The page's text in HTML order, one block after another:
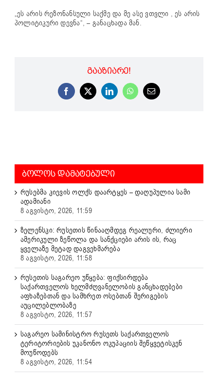
„ეს არის რეზონანსული საქმე და მე ასე ვთვლი , ეს არის
პოლიტიკური დევნა“, – განაცხადა მან.
ᲒᲐᲐᲖᲘᲐᲠᲔ!
Facebook
X LinkedInWhatsApp
Email
ᲑᲝᲚᲝᲡ ᲓᲐᲛᲐᲢᲔᲑᲣᲚᲘ
რუსებმა კიევის ოლქს დაარტყეს – დაღუპულია სამი
ადამიანი
8 აგვისტო, 2026, 11:59
ზელენსკი: რუსეთის წინააღმდეგ რეალური, ძლიერი
ამერიკული ზეწოლა და სანქციები არის ის, რაც
ყველაზე მეტად დაგვეხმარება
8 აგვისტო, 2026, 11:58
რუსეთის საგარეო უწყება: ფიქსირდება
საქართველოს ხელმძღვანელობის განცხადებები
აფხაზებთან და სამხრეთ ოსებთან შერიგების
აუცილებლობაზე
8 აგვისტო, 2026, 11:57
საგარეო სამინისტრო რუსეთს საქართველოს
ტერიტორიების უკანონო ოკუპაციის შეწყვეტისკენ
მოუწოდებს
8 აგვისტო, 2026, 11:54